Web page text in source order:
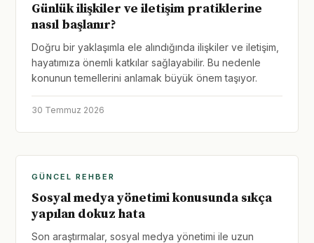
Günlük ilişkiler ve iletişim pratiklerine
nasıl başlanır?
Doğru bir yaklaşımla ele alındığında ilişkiler ve iletişim,
hayatımıza önemli katkılar sağlayabilir. Bu nedenle
konunun temellerini anlamak büyük önem taşıyor.
30 Temmuz 2026
GÜNCEL REHBER
Sosyal medya yönetimi konusunda sıkça
yapılan dokuz hata
Son araştırmalar, sosyal medya yönetimi ile uzun